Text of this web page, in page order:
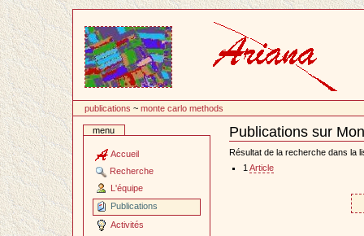
contenu
publications ~monte carlo methods
menu
Accueil
Recherche
L'équipe
Publications
Activités
Publications sur
Document
Actions
Résultat de la recherche dans la
1 Article